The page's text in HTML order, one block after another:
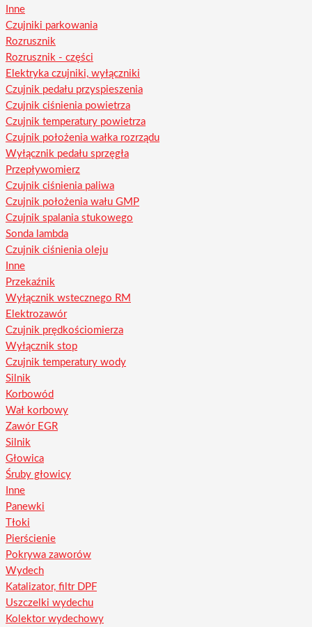
Inne
Czujniki parkowania
Rozrusznik
Rozrusznik - części
Elektryka czujniki, wyłączniki
Czujnik pedału przyspieszenia
Czujnik ciśnienia powietrza
Czujnik temperatury powietrza
Czujnik położenia wałka rozrządu
Wyłącznik pedału sprzęgła
Przepływomierz
Czujnik ciśnienia paliwa
Czujnik położenia wału GMP
Czujnik spalania stukowego
Sonda lambda
Czujnik ciśnienia oleju
Inne
Przekaźnik
Wyłącznik wstecznego RM
Elektrozawór
Czujnik prędkościomierza
Wyłącznik stop
Czujnik temperatury wody
Silnik
Korbowód
Wał korbowy
Zawór EGR
Silnik
Głowica
Śruby głowicy
Inne
Panewki
Tłoki
Pierścienie
Pokrywa zaworów
Wydech
Katalizator, filtr DPF
Uszczelki wydechu
Kolektor wydechowy